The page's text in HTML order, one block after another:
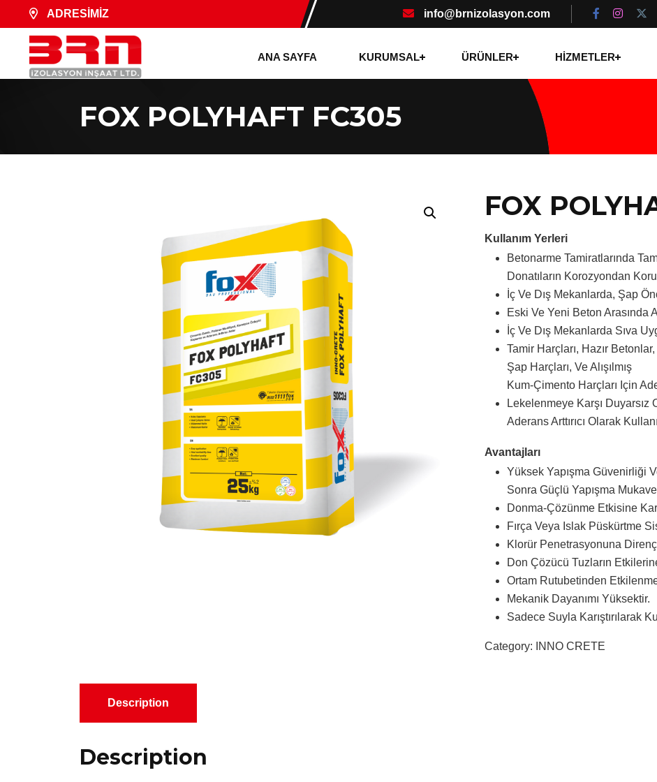
ADRESİMİZ info@brnizolasyon.com
ANA SAYFA KURUMSAL ÜRÜNLER HİZMETLER
FOX POLYHAFT FC305
FOX
Kullanım Yerleri
Betonarme Tamiratlarında
Donatıların Korozyondan
İç Ve Dış Mekanlarda, Şap
Eski Ve Yeni Beton Arasında
İç Ve Dış Mekanlarda Sıva
Tamir Harçları, Hazır
Şap Harçları, Ve Alışılmış
Kum-Çimento Harçları Için
Lekelenmeye Karşı
Aderans Arttırıcı Olarak
Avantajları
Yüksek Yapışma Güvenirliği
Sonra Güçlü Yapışma
Donma-Çözünme Etkisine
Fırça Veya Islak Püskürtme
Klorür Penetrasyonuna
Don Çözücü Tuzların
Ortam Rutubetinden
Mekanik Dayanımı Yüksektir.
Sadece Suyla Karıştırılarak
Category: INNO CRETE
Description
Description